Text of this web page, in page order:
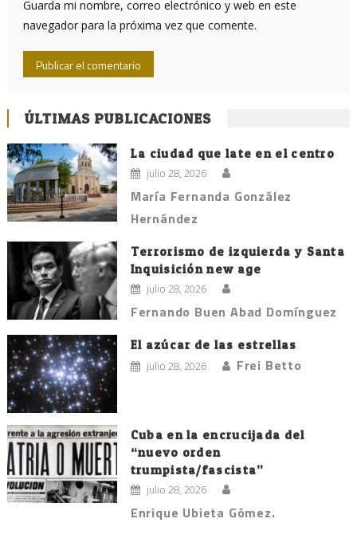
Guarda mi nombre, correo electrónico y web en este
navegador para la próxima vez que comente.
ÚLTIMAS PUBLICACIONES
La ciudad que late en el centro
julio 28, 2026
María Fernanda González
Hernández
Terrorismo de izquierda y Santa
Inquisición new age
julio 28, 2026
Fernando Buen Abad Domínguez
El azúcar de las estrellas
julio 28, 2026 Frei Betto
Cuba en la encrucijada del
“nuevo orden
trumpista/fascista”
julio 28, 2026
Enrique Ubieta Gómez.